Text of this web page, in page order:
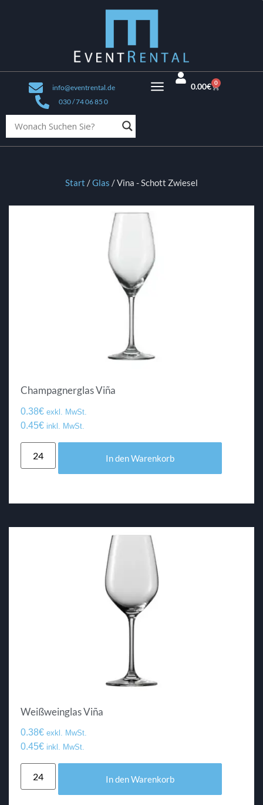
info@eventrental.de
030 / 74 06 85 0
0.00€ 0
Start /Glas / Vina - Schott Zwiesel
Champagnerglas Viña
0.38€ exkl. MwSt.
0.45€ inkl. MwSt.
In den Warenkorb
Weißweinglas Viña
0.38€ exkl. MwSt.
0.45€ inkl. MwSt.
In den Warenkorb